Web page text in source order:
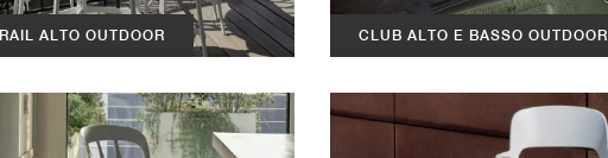
RAIL ALTO OUTDOOR CLUB ALTO E BASSO OUTDOOR